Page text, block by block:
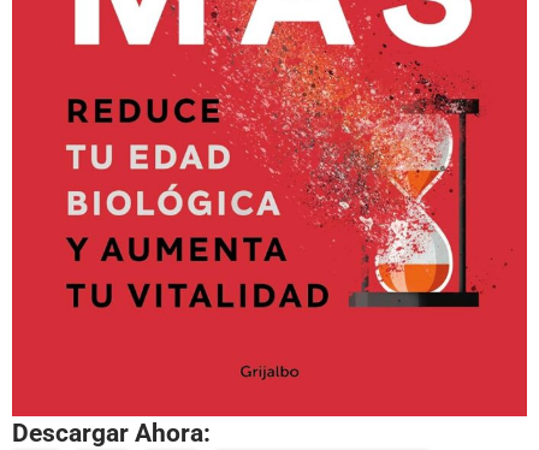
Descargar Ahora: